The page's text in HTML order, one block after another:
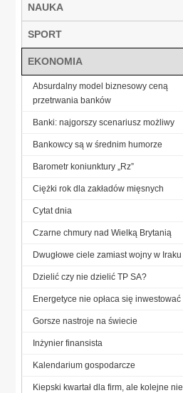
NAUKA
SPORT
EKONOMIA
Absurdalny model biznesowy ceną
przetrwania banków
Banki: najgorszy scenariusz możliwy
Bankowcy są w średnim humorze
Barometr koniunktury „Rz”
Ciężki rok dla zakładów mięsnych
Cytat dnia
Czarne chmury nad Wielką Brytanią
Dwugłowe ciele zamiast wojny w Iraku
Dzielić czy nie dzielić TP SA?
Energetyce nie opłaca się inwestować
Gorsze nastroje na świecie
Inżynier finansista
Kalendarium gospodarcze
Kiepski kwartał dla firm, ale kolejne nie